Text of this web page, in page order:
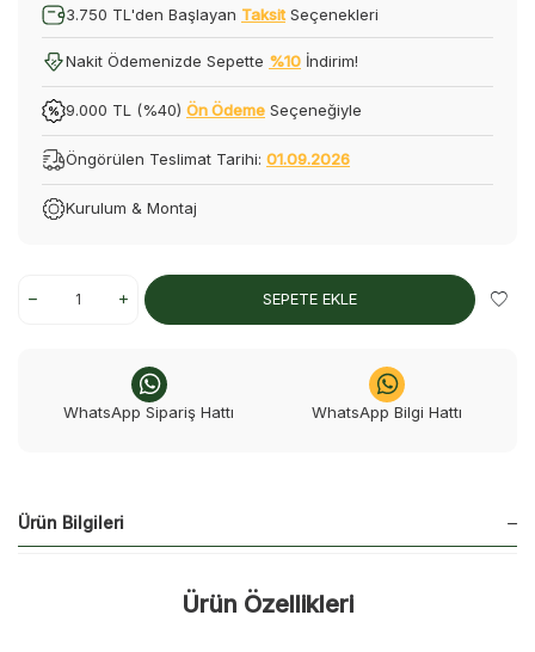
3.750 TL'den Başlayan Taksit Seçenekleri
Nakit Ödemenizde Sepette %10 İndirim!
9.000 TL (%40) Ön Ödeme Seçeneğiyle
Öngörülen Teslimat Tarihi: 01.09.2026
Kurulum & Montaj
SEPETE EKLE
WhatsApp Sipariş Hattı WhatsApp Bilgi Hattı
Ürün Bilgileri
Ürün Özellikleri